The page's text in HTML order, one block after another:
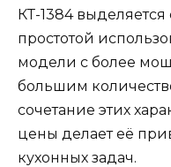
КТ-1384
простотой
модели с более
большим
сочетание этих
цены делает её
кухонных задач.